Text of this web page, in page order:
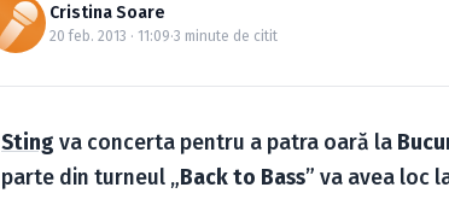
Cristina Soare
20 feb. 2013 · 11:09·3 minute de citit
Sting va concerta pentru a patra oară la
parte din turneul „Back to Bass” va avea loc